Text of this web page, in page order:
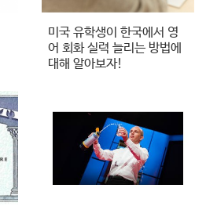
미국 유학생이 한국에서 영
어 회화 실력 늘리는 방법에
대해 알아보자!